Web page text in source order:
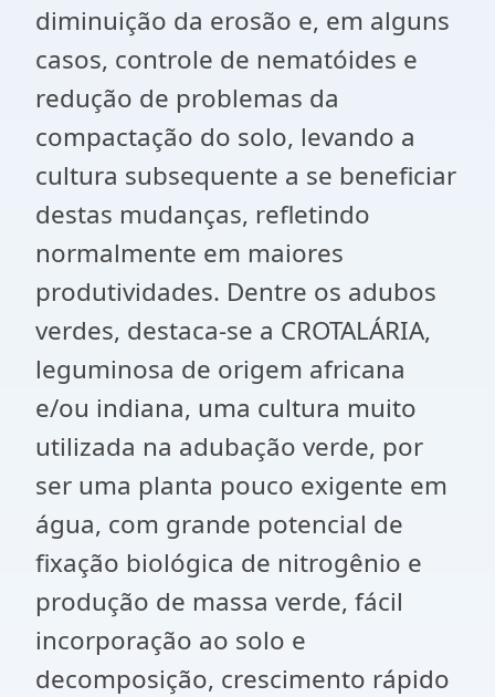
diminuição da erosão e, em alguns
casos, controle de nematóides e
redução de problemas da
compactação do solo, levando a
cultura subsequente a se beneficiar
destas mudanças, refletindo
normalmente em maiores
produtividades. Dentre os adubos
verdes, destaca-se a CROTALÁRIA,
leguminosa de origem africana
e/ou indiana, uma cultura muito
utilizada na adubação verde, por
ser uma planta pouco exigente em
água, com grande potencial de
fixação biológica de nitrogênio e
produção de massa verde, fácil
incorporação ao solo e
decomposição, crescimento rápido